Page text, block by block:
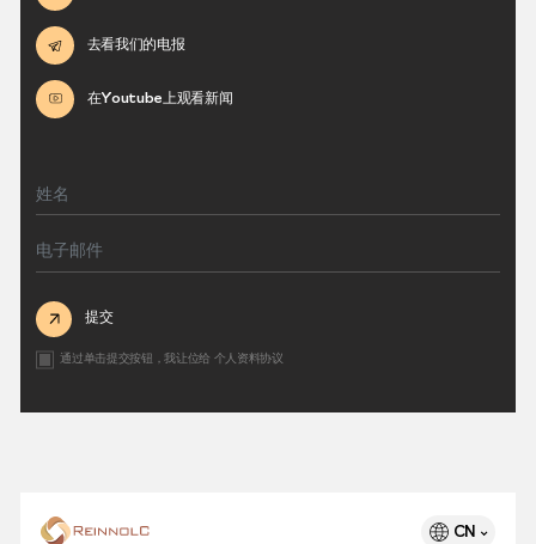
去看我们的电报
在Youtube上观看新闻
提交
通过单击提交按钮，我让位给 个人资料协议
CN